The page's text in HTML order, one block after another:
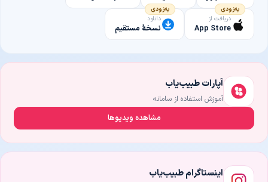
به‌زودی
دریافت از
App Store
به‌زودی
دانلود
نسخهٔ مستقیم
آپارات طبیب‌یاب
آموزش استفاده از سامانه
مشاهده ویدیوها
اینستاگرام طبیب‌یاب